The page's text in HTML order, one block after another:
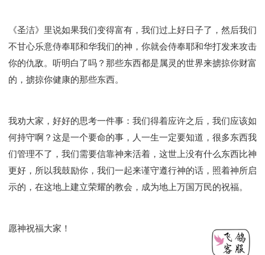
《圣洁》里说如果我们变得富有，我们过上好日子了，然后我们
不甘心乐意侍奉耶和华我们的神，你就会侍奉耶和华打发来攻击
你的仇敌。听明白了吗？那些东西都是属灵的世界来掳掠你财富
的，掳掠你健康的那些东西。
我劝大家，好好的思考一件事：我们得着应许之后，我们应该如
何持守啊？这是一个要命的事，人一生一定要知道，很多东西我
们管理不了，我们需要信靠神来活着，这世上没有什么东西比神
更好，所以我鼓励你，我们一起来谨守遵行神的话，照着神所启
示的，在这地上建立荣耀的教会，成为地上万国万民的祝福。
愿神祝福大家！